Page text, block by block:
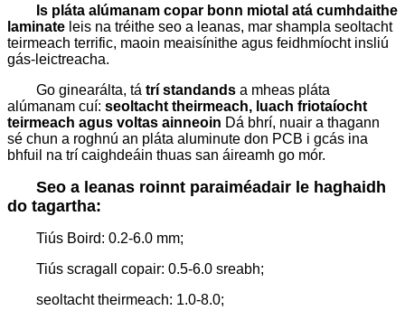
Is pláta alúmanam copar bonn miotal atá cumhdaithe
laminate leis na tréithe seo a leanas, mar shampla seoltacht
teirmeach terrific, maoin meaisínithe agus feidhmíocht insliú
gás-leictreacha.
Go ginearálta, tá trí standands a mheas pláta
alúmanam cuí: seoltacht theirmeach, luach friotaíocht
teirmeach agus voltas ainneoin Dá bhrí, nuair a thagann
sé chun a roghnú an pláta aluminute don PCB i gcás ina
bhfuil na trí caighdeáin thuas san áireamh go mór.
Seo a leanas roinnt paraiméadair le haghaidh
do tagartha:
Tiús Boird: 0.2-6.0 mm;
Tiús scragall copair: 0.5-6.0 sreabh;
seoltacht theirmeach: 1.0-8.0;